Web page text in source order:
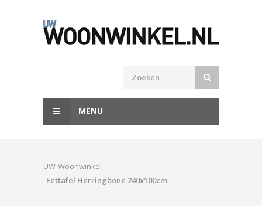
MENU
UW-Woonwinkel
Eettafel Herringbone 240x100cm